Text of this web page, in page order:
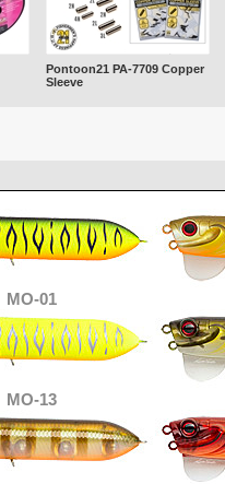
Pontoon21 PA-7709 Copper
Sleeve
MO-01
MO-13